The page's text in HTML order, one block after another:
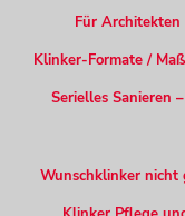
Für Architekten
Klinker-Formate /
Serielles Sanieren
Wunschklinker nicht